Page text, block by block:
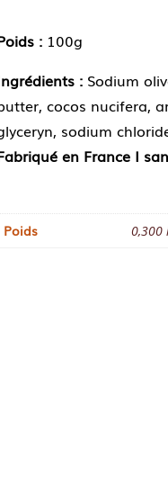
: 100g
: Sodium
cocos nucifera,
sodium
en France I
Poids 0,300